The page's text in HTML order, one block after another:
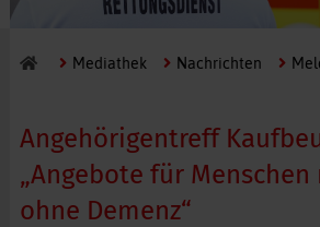
Mediathek Nachrichten
Angehörigentreff
„Angebote für
ohne Demenz“